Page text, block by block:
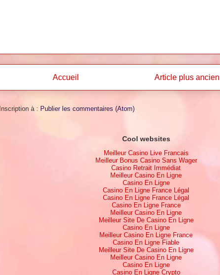
Article plus ancien
Accueil
Inscription à : Publier les commentaires (Atom)
Cool websites
Meilleur Casino Live Francais
Meilleur Bonus Casino Sans Wager
Casino Retrait Immédiat
Meilleur Casino En Ligne
Casino En Ligne
Casino En Ligne France Légal
Casino En Ligne France Légal
Casino En Ligne France
Meilleur Casino En Ligne
Meilleur Site De Casino En Ligne
Casino En Ligne
Meilleur Casino En Ligne France
Casino En Ligne Fiable
Meilleur Site De Casino En Ligne
Meilleur Casino En Ligne
Casino En Ligne
Casino En Ligne Crypto